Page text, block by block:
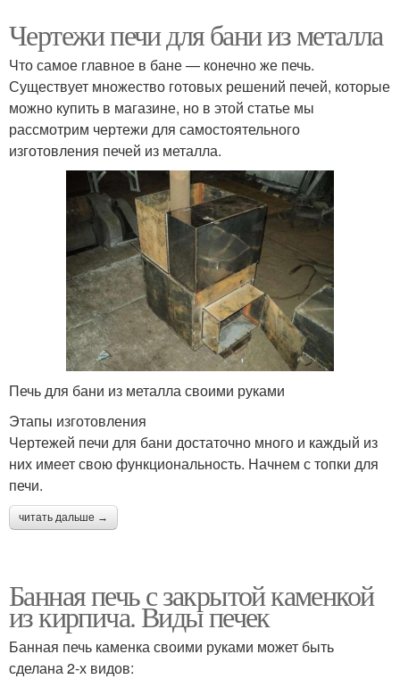
Чертежи печи для бани из металла
Что самое главное в бане — конечно же печь.
Существует множество готовых решений печей, которые
можно купить в магазине, но в этой статье мы
рассмотрим чертежи для самостоятельного
изготовления печей из металла.
Печь для бани из металла своими руками
Этапы изготовления
Чертежей печи для бани достаточно много и каждый из
них имеет свою функциональность. Начнем с топки для
печи.
читать дальше →
Банная печь с закрытой каменкой
из кирпича. Виды печек
Банная печь каменка своими руками может быть
сделана 2-х видов: